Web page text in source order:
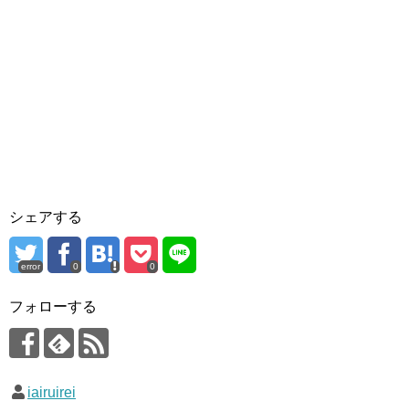
シェアする
error 0 0
フォローする
iairuirei